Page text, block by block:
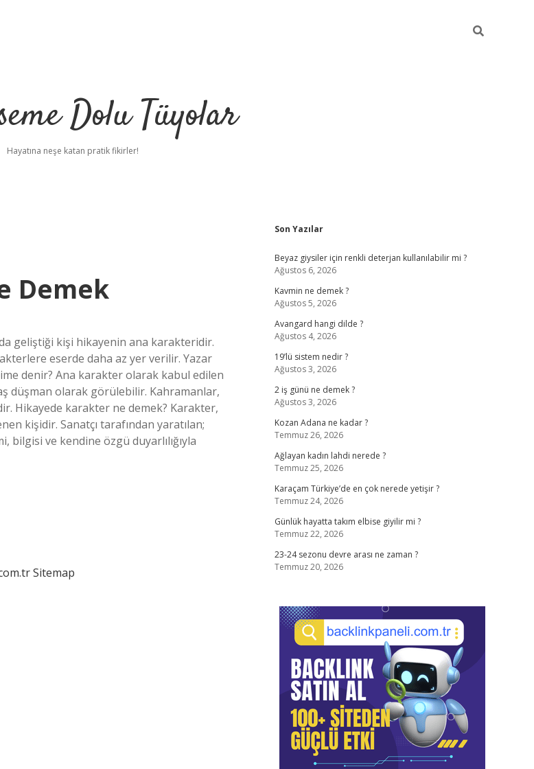
Dolu Tüyolar
Hayatına neşe katan pratik fikirler!
Demek
geliştiği kişi hikayenin ana karakteridir.
eserde daha az yer verilir. Yazar
denir? Ana karakter olarak kabul edilen
düşman olarak görülebilir. Kahramanlar,
Hikayede karakter ne demek? Karakter,
kişidir. Sanatçı tarafından yaratılan;
bilgisi ve kendine özgü duyarlılığıyla
Sitemap
Sidebar
Son Yazılar
Beyaz giysiler için renkli deterjan kullanılabilir mi ?
Ağustos 6, 2026
Kavmin ne demek ?
Ağustos 5, 2026
Avangard hangi dilde ?
Ağustos 4, 2026
19’lü sistem nedir ?
Ağustos 3, 2026
2 iş günü ne demek ?
Ağustos 3, 2026
Kozan Adana ne kadar ?
Temmuz 26, 2026
Ağlayan kadın lahdi nerede ?
Temmuz 25, 2026
Karaçam Türkiye’de en çok nerede yetişir ?
Temmuz 24, 2026
Günlük hayatta takım elbise giyilir mi ?
Temmuz 22, 2026
23-24 sezonu devre arası ne zaman ?
Temmuz 20, 2026
ilbet yeni giriş